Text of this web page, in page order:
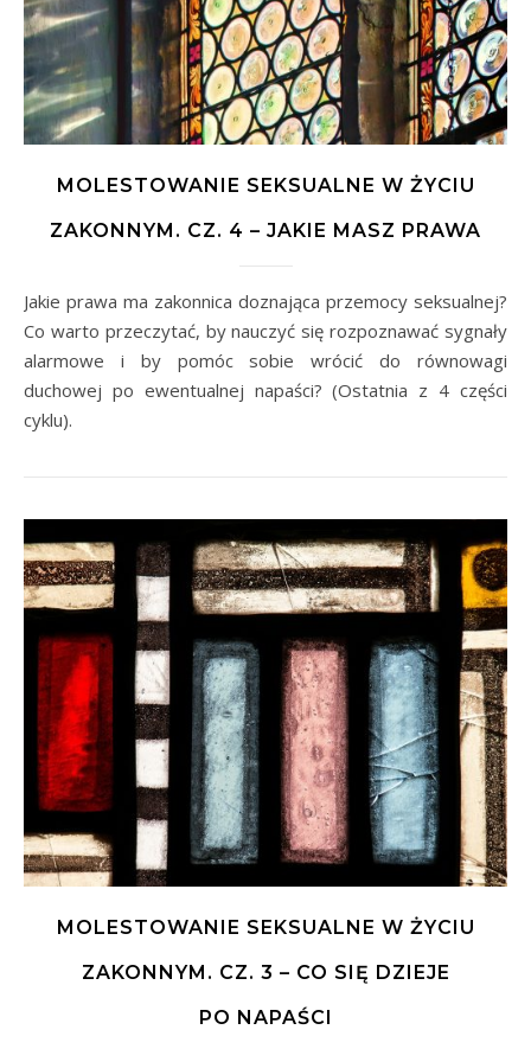
MOLESTOWANIE SEKSUALNE W ŻYCIU
ZAKONNYM. CZ. 4 – JAKIE MASZ PRAWA
Jakie prawa ma zakonnica doznająca przemocy seksualnej?
Co warto przeczytać, by nauczyć się rozpoznawać sygnały
alarmowe i by pomóc sobie wrócić do równowagi
duchowej po ewentualnej napaści? (Ostatnia z 4 części
cyklu).
MOLESTOWANIE SEKSUALNE W ŻYCIU
ZAKONNYM. CZ. 3 – CO SIĘ DZIEJE
PO NAPAŚCI